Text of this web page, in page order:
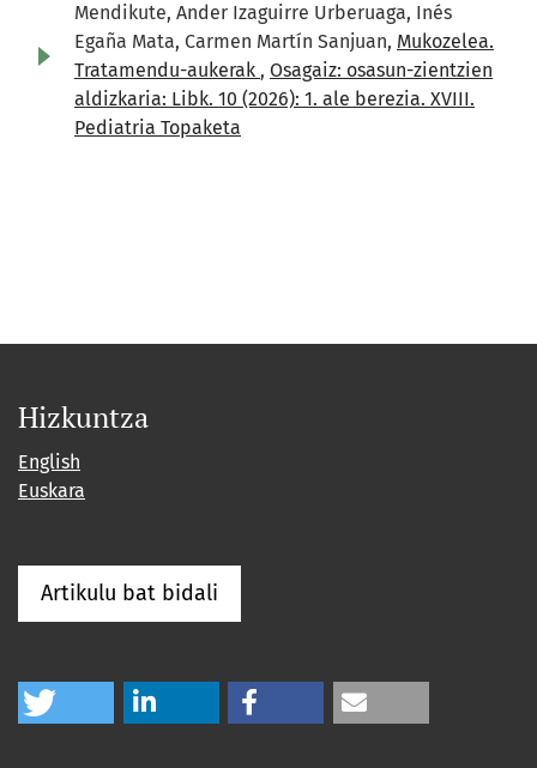
Mendikute, Ander Izaguirre Urberuaga, Inés
Egaña Mata, Carmen Martín Sanjuan, Mukozelea.
Tratamendu-aukerak , Osagaiz: osasun-zientzien
aldizkaria: Libk. 10 (2026): 1. ale berezia. XVIII.
Pediatria Topaketa
Hizkuntza
English
Euskara
Artikulu bat bidali